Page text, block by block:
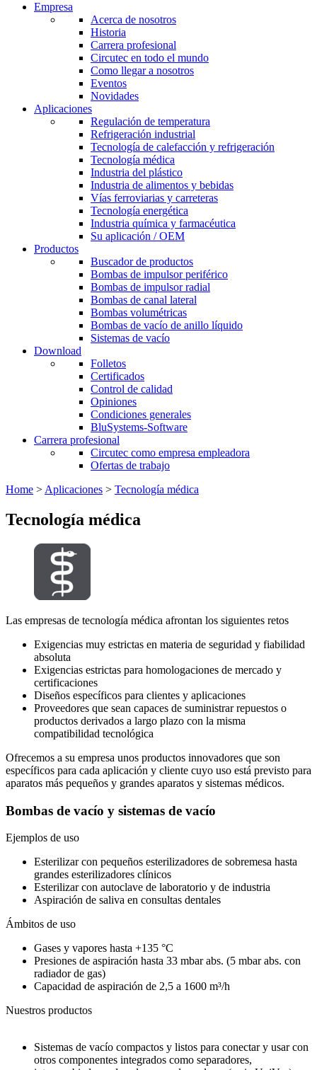
Empresa
Acerca de nosotros
Historia
Carrera profesional
Circutec en todo el mundo
Como llegar a nosotros
Eventos
Novidades
Aplicaciones
Regulación de temperatura
Refrigeración industrial
Tecnología de calefacción y refrigeración
Tecnología médica
Industria del plástico
Industria de alimentos y bebidas
Vías ferroviarias y carreteras
Tecnología energética
Industria química y farmacéutica
Su aplicación / OEM
Productos
Buscador de productos
Bombas de impulsor periférico
Bombas de impulsor radial
Bombas de canal lateral
Bombas volumétricas
Bombas de vacío de anillo líquido
Sistemas de vacío
Download
Folletos
Certificados
Control de calidad
Opiniones
Condiciones generales
BluSystems-Software
Carrera profesional
Circutec como empresa empleadora
Ofertas de trabajo
Home > Aplicaciones > Tecnología médica
Tecnología médica
Las empresas de tecnología médica afrontan los siguientes retos
Exigencias muy estrictas en materia de seguridad y fiabilidad
absoluta
Exigencias estrictas para homologaciones de mercado y
certificaciones
Diseños específicos para clientes y aplicaciones
Proveedores que sean capaces de suministrar repuestos o
productos derivados a largo plazo con la misma
compatibilidad tecnológica
Ofrecemos a su empresa unos productos innovadores que son
específicos para cada aplicación y cliente cuyo uso está previsto para
aparatos más pequeños y grandes aparatos y sistemas médicos.
Bombas de vacío y sistemas de vacío
Ejemplos de uso
Esterilizar con pequeños esterilizadores de sobremesa hasta
grandes esterilizadores clínicos
Esterilizar con autoclave de laboratorio y de industria
Aspiración de saliva en consultas dentales
Ámbitos de uso
Gases y vapores hasta +135 °C
Presiones de aspiración hasta 33 mbar abs. (5 mbar abs. con
radiador de gas)
Capacidad de aspiración de 2,5 a 1600 m³/h
Nuestros productos
Sistemas de vacío compactos y listos para conectar y usar con
otros componentes integrados como separadores,